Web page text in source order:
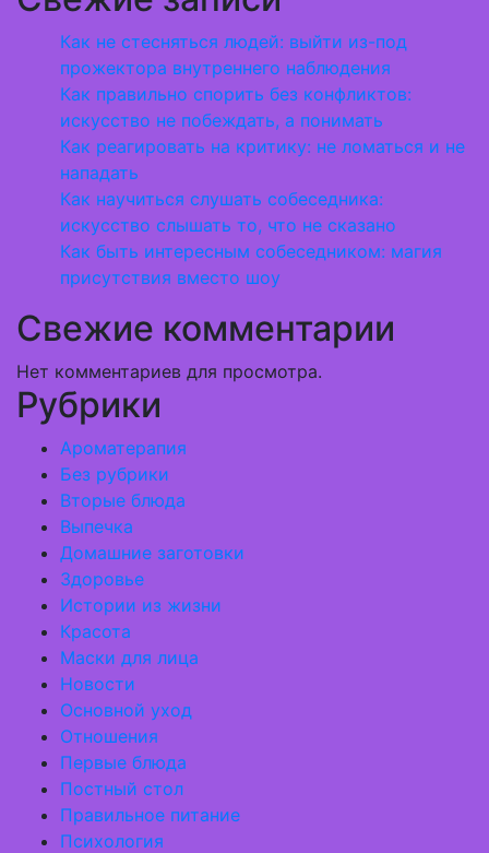
Как не стесняться людей: выйти из-под
прожектора внутреннего наблюдения
Как правильно спорить без конфликтов:
искусство не побеждать, а понимать
Как реагировать на критику: не ломаться и не
нападать
Как научиться слушать собеседника:
искусство слышать то, что не сказано
Как быть интересным собеседником: магия
присутствия вместо шоу
Свежие комментарии
Нет комментариев для просмотра.
Рубрики
Ароматерапия
Без рубрики
Вторые блюда
Выпечка
Домашние заготовки
Здоровье
Истории из жизни
Красота
Маски для лица
Новости
Основной уход
Отношения
Первые блюда
Постный стол
Правильное питание
Психология